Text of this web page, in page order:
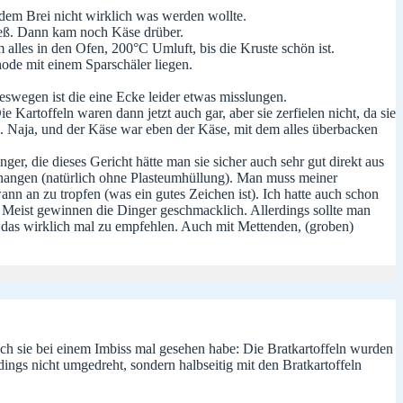
Brei nicht wirklich was werden wollte.
Dann kam noch Käse drüber.
in den Ofen, 200°C Umluft, bis die Kruste schön ist.
mit einem Sparschäler liegen.
ist die eine Ecke leider etwas misslungen.
Kartoffeln waren dann jetzt auch gar, aber sie zerfielen nicht, da sie
und der Käse war eben der Käse, mit dem alles überbacken
die dieses Gericht hätte man sie sicher auch sehr gut direkt aus
(natürlich ohne Plasteumhüllung). Man muss meiner
an zu tropfen (was ein gutes Zeichen ist). Ich hatte auch schon
gewinnen die Dinger geschmacklich. Allerdings sollte man
wirklich mal zu empfehlen. Auch mit Mettenden, (groben)
sie bei einem Imbiss mal gesehen habe: Die Bratkartoffeln wurden
nicht umgedreht, sondern halbseitig mit den Bratkartoffeln